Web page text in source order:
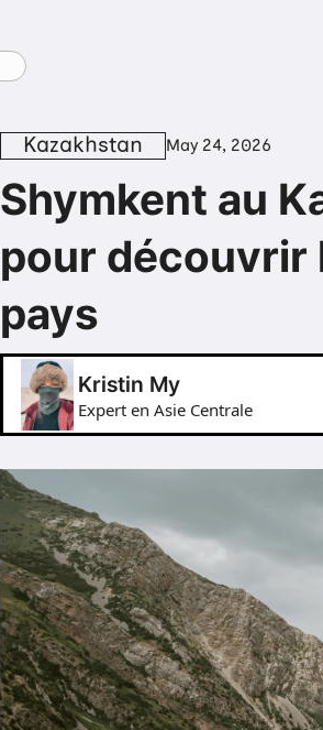
Kazakhstan May 24, 2026
Shymkent au
pour découvrir
pays
Kristin My
Expert en Asie Centrale